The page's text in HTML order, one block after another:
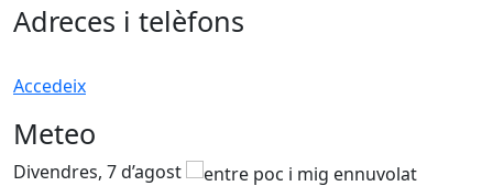
Adreces i telèfons
Accedeix
Meteo
Divendres, 7 d’agost